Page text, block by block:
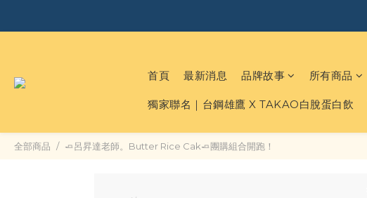
首頁 最新消息 品牌故事 所有商品
獨家聯名｜台鋼雄鷹 X TAKAO白脫蛋白飲
全部商品 🧈呂昇達老師。Butter Rice Cak🧈團購組合開跑！